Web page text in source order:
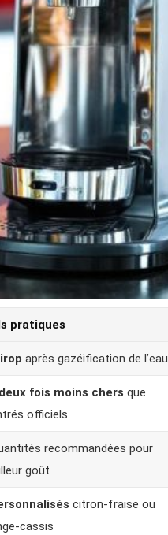
pratiques
après gazéification de l’eau
deux fois moins chers que
officiels
recommandées pour
goût
citron-fraise ou
cassis